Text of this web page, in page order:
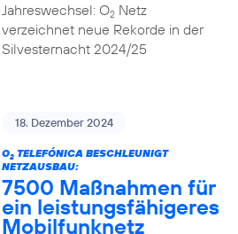
Jahreswechsel: O2Netz
verzeichnet neue Rekorde in der
Silvesternacht 2024/25
18. Dezember 2024
O2TELEFÓNICA BESCHLEUNIGT
NETZAUSBAU:
7500 Maßnahmen für
ein leistungsfähigeres
Mobilfunknetz